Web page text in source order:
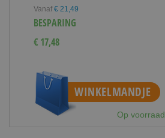
Vanaf € 21,49
BESPARING
€ 17,48
WINKELMANDJE
Op voorraad